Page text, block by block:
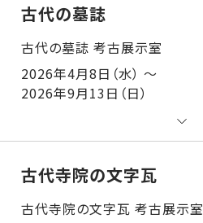
古代の墓誌
古代の墓誌 考古展示室
2026年4月8日（水） ～
2026年9月13日（日）
古代寺院の文字瓦
古代寺院の文字瓦 考古展示室